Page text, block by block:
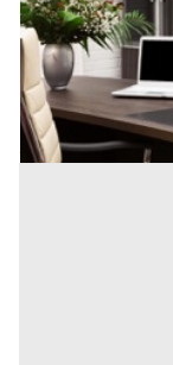
Padova (Padova)
Offerta minima
1.200.000 €
Codice asta:
Asta chiusa